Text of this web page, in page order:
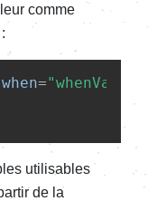
comme
="whenValue"
utilisables
de la